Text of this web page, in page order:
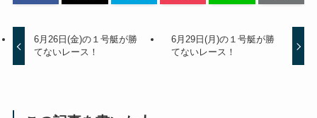
6月26日(金)の１号艇が勝
てないレース！
6月29日(月)の１号艇が勝
てないレース！